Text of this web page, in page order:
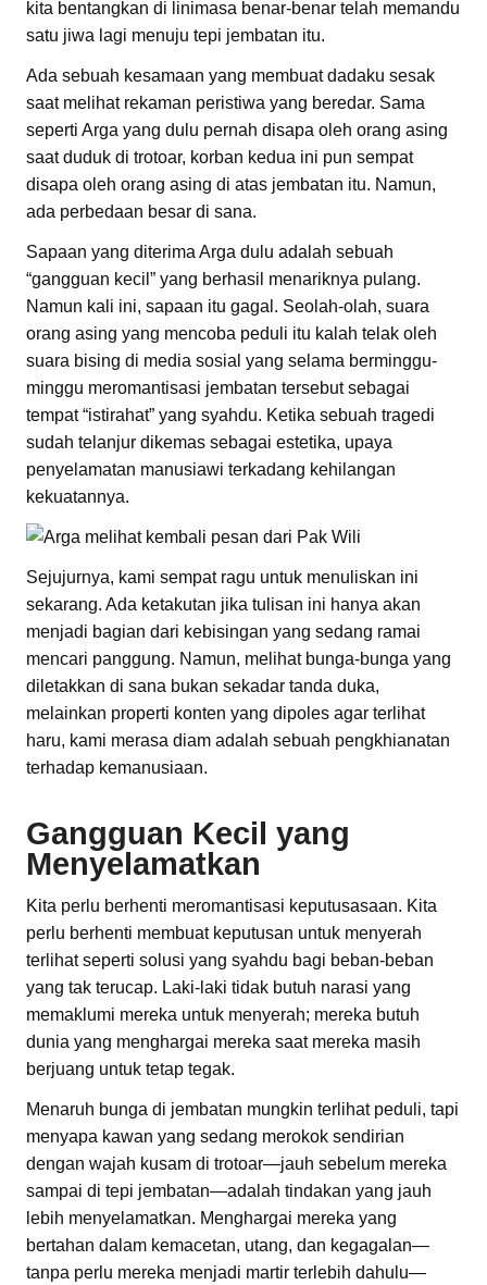
kita bentangkan di linimasa benar-benar telah memandu
satu jiwa lagi menuju tepi jembatan itu.
Ada sebuah kesamaan yang membuat dadaku sesak
saat melihat rekaman peristiwa yang beredar. Sama
seperti Arga yang dulu pernah disapa oleh orang asing
saat duduk di trotoar, korban kedua ini pun sempat
disapa oleh orang asing di atas jembatan itu. Namun,
ada perbedaan besar di sana.
Sapaan yang diterima Arga dulu adalah sebuah
“gangguan kecil” yang berhasil menariknya pulang.
Namun kali ini, sapaan itu gagal. Seolah-olah, suara
orang asing yang mencoba peduli itu kalah telak oleh
suara bising di media sosial yang selama berminggu-
minggu meromantisasi jembatan tersebut sebagai
tempat “istirahat” yang syahdu. Ketika sebuah tragedi
sudah telanjur dikemas sebagai estetika, upaya
penyelamatan manusiawi terkadang kehilangan
kekuatannya.
Sejujurnya, kami sempat ragu untuk menuliskan ini
sekarang. Ada ketakutan jika tulisan ini hanya akan
menjadi bagian dari kebisingan yang sedang ramai
mencari panggung. Namun, melihat bunga-bunga yang
diletakkan di sana bukan sekadar tanda duka,
melainkan properti konten yang dipoles agar terlihat
haru, kami merasa diam adalah sebuah pengkhianatan
terhadap kemanusiaan.
Gangguan Kecil yang
Menyelamatkan
Kita perlu berhenti meromantisasi keputusasaan. Kita
perlu berhenti membuat keputusan untuk menyerah
terlihat seperti solusi yang syahdu bagi beban-beban
yang tak terucap. Laki-laki tidak butuh narasi yang
memaklumi mereka untuk menyerah; mereka butuh
dunia yang menghargai mereka saat mereka masih
berjuang untuk tetap tegak.
Menaruh bunga di jembatan mungkin terlihat peduli, tapi
menyapa kawan yang sedang merokok sendirian
dengan wajah kusam di trotoar—jauh sebelum mereka
sampai di tepi jembatan—adalah tindakan yang jauh
lebih menyelamatkan. Menghargai mereka yang
bertahan dalam kemacetan, utang, dan kegagalan—
tanpa perlu mereka menjadi martir terlebih dahulu—